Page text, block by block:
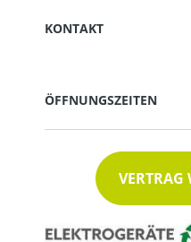
KONTAKT
ÖFFNUNGSZEITEN
VERTRAG